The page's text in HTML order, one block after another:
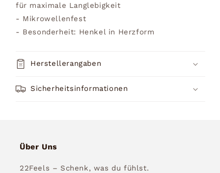
für maximale Langlebigkeit
- Mikrowellenfest
- Besonderheit: Henkel in Herzform
Herstellerangaben
Sicherheitsinformationen
Über Uns
22Feels – Schenk, was du fühlst.